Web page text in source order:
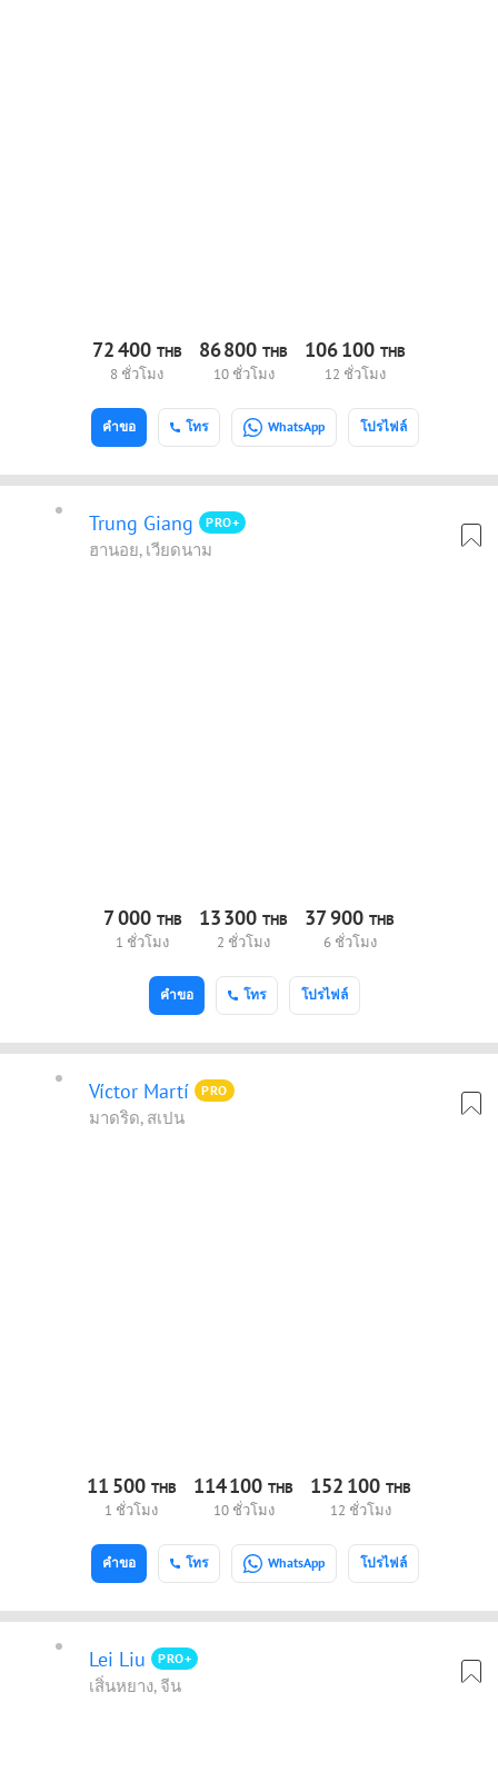
72400 THB
8 ชั่วโมง
86800THB
10 ชั่วโมง
106100THB
12 ชั่วโมง
โทร WhatsApp โปรไฟล์
คำขอ
Trung Giang PRO+
ฮานอย, เวียดนาม
7000 THB
1 ชั่วโมง
13300THB
2 ชั่วโมง
37900THB
6 ชั่วโมง
โทร โปรไฟล์
คำขอ
Víctor Martí PRO
มาดริด, สเปน
11 500 THB
1 ชั่วโมง
114100THB
10 ชั่วโมง
152 100THB
12 ชั่วโมง
โทร WhatsApp โปรไฟล์
คำขอ
Lei Liu PRO+
เสิ่นหยาง, จีน